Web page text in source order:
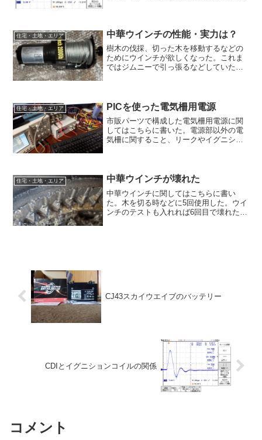
ンサに蓄...
住宅・土地・エリア 中華ウインチの性能・実力は？
樹木の伐採、切った木を移動するなどの
ためにウインチが欲しくなった。これま
ではジムニーで引っ張るなどしていたの
華である。仕様に偽りがあ...
住宅・土地・エリア PICを使った電気柵用電源
市販パーツで構成した電気柵用電源に関
してはこちらに書いた。電源部以外の電
気柵に関すること、リークやイグニショ
入手しにくいDC-D...
住宅・土地・エリア 中華ウインチが壊れた
中華ウインチに関してはこちらに書い
た。木を切る時などに5回使用した。ウイ
ンチのテストも入れれば6回目で壊れた事
CJ43スカイウエイブのバッテリー
CDIとイグニションコイルの関係
コメント